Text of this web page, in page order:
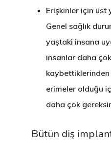
Erişkinler için üst
Genel sağlık
yaştaki insana
insanlar daha
erimeler olduğu
daha çok
Bütün diş